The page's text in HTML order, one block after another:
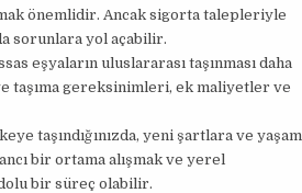
önemlidir. Ancak sigorta talepleriyle
sorunlara yol açabilir.
eşyaların uluslararası taşınması daha
taşıma gereksinimleri, ek maliyetler ve
taşındığınızda, yeni şartlara ve yaşam
bir ortama alışmak ve yerel
bir süreç olabilir.